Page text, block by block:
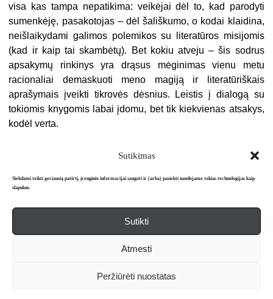
Sutikimas
Siekdami teikti geriausią patirtį, įrenginio informacijai saugoti ir (arba) pasiekti naudojame tokias technologijas kaip
slapukus.
Sutikti
Atmesti
Peržiūrėti nuostatas
visa kas tampa nepatikima: veikėjai dėl to, kad parodyti
sumenkėję, pasakotojas – dėl šališkumo, o kodai klaidina,
neišlaikydami galimos polemikos su literatūros misijomis
(kad ir kaip tai skambėtų). Bet kokiu atveju – šis sodrus
apsakymų rinkinys yra drąsus mėginimas vienu metu
racionaliai demaskuoti meno magiją ir literatūriškais
aprašymais įveikti tikrovės dėsnius. Leistis į dialogą su
tokiomis knygomis labai įdomu, bet tik kiekvienas atsakys,
kodėl verta.